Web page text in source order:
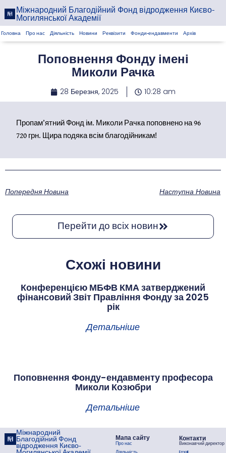
Міжнародний Благодійний Фонд відродження Києво-
Могилянської Академії
Головна Про нас Діяльність Новини Реквізити Фонди-ендавменти Архів
Поповнення Фонду імені
Миколи Рачка
28 Березня, 2025 10:28 am
Пропам’ятний Фонд ім. Миколи Рачка поповнено на 96
720 грн. Щира подяка всім благодійникам!
Попередня Новина Наступна Новина
Перейти до всіх новин
Схожі новини
Конференцією МБФВ КМА затверджений
фінансовий Звіт Правління Фонду за 2025
рік
Детальніше
Поповнення Фонду-ендавменту професора
Миколи Козюбри
Детальніше
Міжнародний
Благодійний Фонд
відродження Києво-
Мапа сайту
Про нас
Контакти
Виконавчий директор